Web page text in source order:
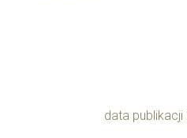
data